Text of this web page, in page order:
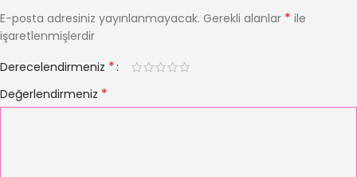
E-posta adresiniz yayınlanmayacak. Gerekli alanlar * ile
işaretlenmişlerdir
Derecelendirmeniz *
Değerlendirmeniz *